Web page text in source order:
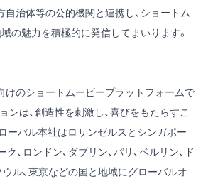
自治体等の公的機関と連携し、ショートム
の魅力を積極的に発信してまいります。
けのショートムービープラットフォームで
ンは、創造性を刺激し、喜びをもたらすこ
ーバル本社はロサンゼルスとシンガポー
、ロンドン、ダブリン、パリ、ベルリン、ド
ウル、東京などの国と地域にグローバルオ